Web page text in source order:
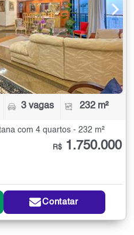
3 vagas 232 m²
com 4 quartos - 232 m²
R$ 1.750.000
Contatar